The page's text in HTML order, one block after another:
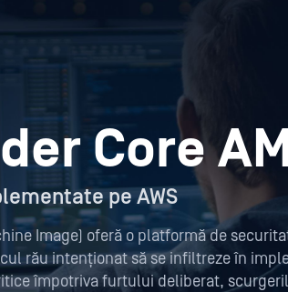
Core
pe AWS
Image) oferă o platformă de
rău intenționat să se infiltreze în
împotriva furtului deliberat,